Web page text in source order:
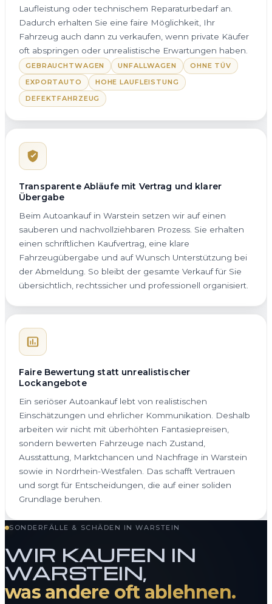
Laufleistung oder technischem Reparaturbedarf an.
Dadurch erhalten Sie eine faire Möglichkeit, Ihr
Fahrzeug auch dann zu verkaufen, wenn private Käufer
oft abspringen oder unrealistische Erwartungen haben.
GEBRAUCHTWAGEN UNFALLWAGEN
OHNE TÜV
EXPORTAUTO
HOHE LAUFLEISTUNG
DEFEKTFAHRZEUG
Transparente Abläufe mit Vertrag und klarer
Übergabe
Beim Autoankauf in Warstein setzen wir auf einen
sauberen und nachvollziehbaren Prozess. Sie erhalten
einen schriftlichen Kaufvertrag, eine klare
Fahrzeugübergabe und auf Wunsch Unterstützung bei
der Abmeldung. So bleibt der gesamte Verkauf für Sie
übersichtlich, rechtssicher und professionell organisiert.
Faire Bewertung statt unrealistischer
Lockangebote
Ein seriöser Autoankauf lebt von realistischen
Einschätzungen und ehrlicher Kommunikation. Deshalb
arbeiten wir nicht mit überhöhten Fantasiepreisen,
sondern bewerten Fahrzeuge nach Zustand,
Ausstattung, Marktchancen und Nachfrage in Warstein
sowie in Nordrhein-Westfalen. Das schafft Vertrauen
und sorgt für Entscheidungen, die auf einer soliden
Grundlage beruhen.
SONDERFÄLLE & SCHÄDEN IN WARSTEIN
WIR KAUFEN IN
WARSTEIN,
was andere oft ablehnen.